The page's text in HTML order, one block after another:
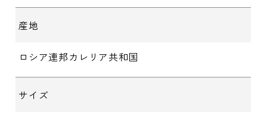
産地
ロシア連邦カレリア共和国
サイズ